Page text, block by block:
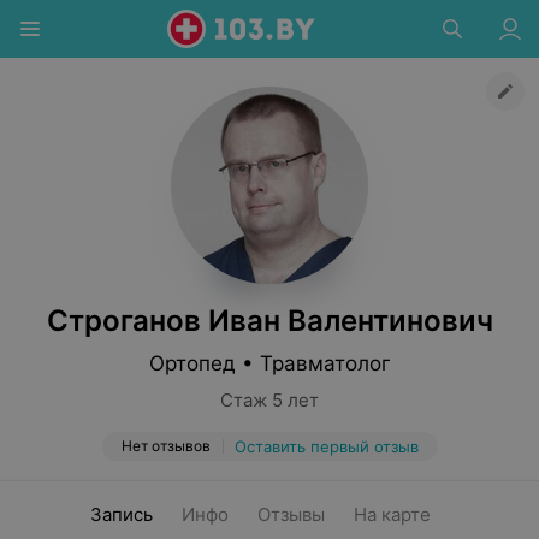
Строганов Иван Валентинович
Ортопед • Травматолог
Стаж 5 лет
Нет отзывов Оставить первый отзыв
Запись Инфо Отзывы На карте